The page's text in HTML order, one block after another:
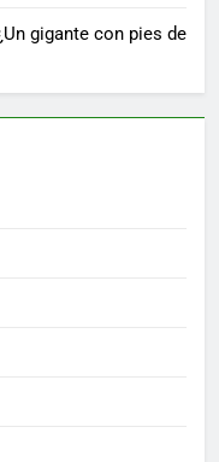
gigante con pies de